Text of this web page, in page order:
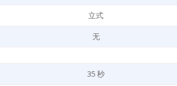
立式
无
35 秒